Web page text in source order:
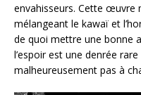
envahisseurs. Cette
mélangeant le kawaï et
de quoi mettre une bonne
l’espoir est une denrée
malheureusement pas à